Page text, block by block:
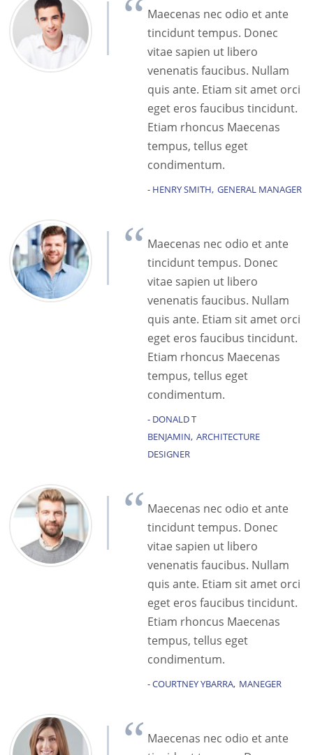
Maecenas nec odio et ante
tincidunt tempus. Donec
vitae sapien ut libero
venenatis faucibus. Nullam
quis ante. Etiam sit amet orci
eget eros faucibus tincidunt.
Etiam rhoncus Maecenas
tempus, tellus eget
condimentum.
HENRY SMITH GENERAL MANAGER
Maecenas nec odio et ante
tincidunt tempus. Donec
vitae sapien ut libero
venenatis faucibus. Nullam
quis ante. Etiam sit amet orci
eget eros faucibus tincidunt.
Etiam rhoncus Maecenas
tempus, tellus eget
condimentum.
DONALD T
BENJAMIN ARCHITECTURE
DESIGNER
Maecenas nec odio et ante
tincidunt tempus. Donec
vitae sapien ut libero
venenatis faucibus. Nullam
quis ante. Etiam sit amet orci
eget eros faucibus tincidunt.
Etiam rhoncus Maecenas
tempus, tellus eget
condimentum.
COURTNEY YBARRA MANEGER
Maecenas nec odio et ante